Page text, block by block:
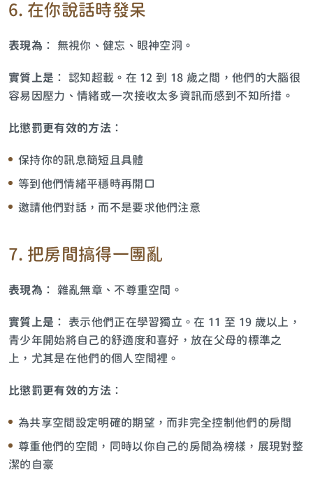
6. 在你說話時發呆
表現為 ： 無視你、健忘、眼神空洞。
實質上是 ： 認知超載。在 12 到 18 歲之間，他們的大腦很
容易因壓力、情緒或一次接收太多資訊而感到不知所措。
比懲罰更有效的方法：
保持你的訊息簡短且具體
等到他們情緒平穩時再開口
邀請他們對話，而不是要求他們注意
7. 把房間搞得一團亂
表現為 ： 雜亂無章、不尊重空間。
實質上是 ： 表示他們正在學習獨立。在 11 至 19 歲以上，
青少年開始將自己的舒適度和喜好，放在父母的標準之
上，尤其是在他們的個人空間裡。
比懲罰更有效的方法：
為共享空間設定明確的期望，而非完全控制他們的房間
尊重他們的空間，同時以你自己的房間為榜樣，展現對整
潔的自豪